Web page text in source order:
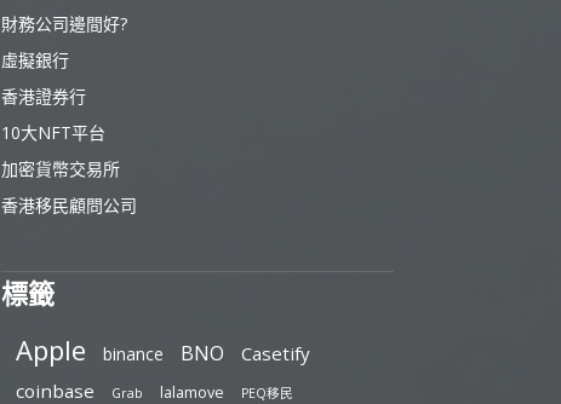
財務公司邊間好?
虛擬銀行
香港證券行
10大NFT平台
加密貨幣交易所
香港移民顧問公司
標籤
Apple binance BNO
Casetify
coinbase
Grab lalamove PEQ移民